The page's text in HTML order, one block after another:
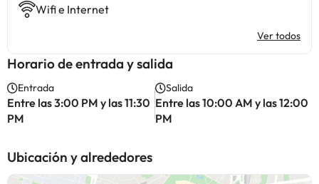
Wifi e Internet
Ver todos
Horario de entrada y salida
Entrada
Entre las 3:00 PM y las 11:30
PM
Salida
Entre las 10:00 AM y las 12:00
PM
Ubicación y alrededores